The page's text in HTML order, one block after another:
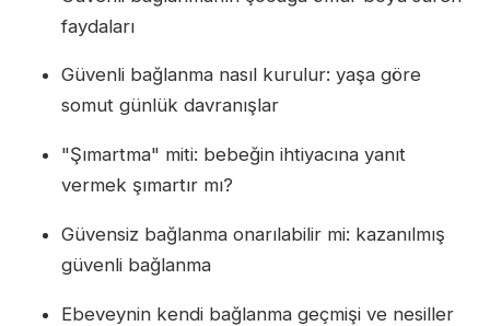
faydaları
Güvenli bağlanma nasıl kurulur: yaşa göre
somut günlük davranışlar
"Şımartma" miti: bebeğin ihtiyacına yanıt
vermek şımartır mı?
Güvensiz bağlanma onarılabilir mi: kazanılmış
güvenli bağlanma
Ebeveynin kendi bağlanma geçmişi ve nesiller